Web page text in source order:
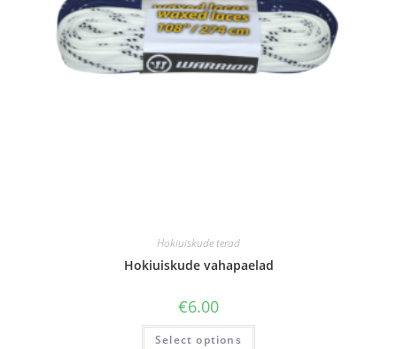
Hokiuiskude terad
Hokiuiskude vahapaelad
€6.00
Select options